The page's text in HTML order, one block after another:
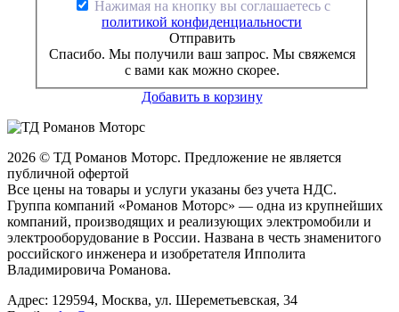
Нажимая на кнопку вы соглашаетесь с
политикой конфиденциальности
Отправить
Спасибо. Мы получили ваш запрос. Мы свяжемся
с вами как можно скорее.
Добавить в корзину
2026 © ТД Романов Моторс. Предложение не является
публичной офертой
Все цены на товары и услуги указаны без учета НДС.
Группа компаний «Романов Моторс» — одна из крупнейших
компаний, производящих и реализующих электромобили и
электрооборудование в России. Названа в честь знаменитого
российского инженера и изобретателя Ипполита
Владимировича Романова.
Адрес: 129594, Москва, ул. Шереметьевская, 34